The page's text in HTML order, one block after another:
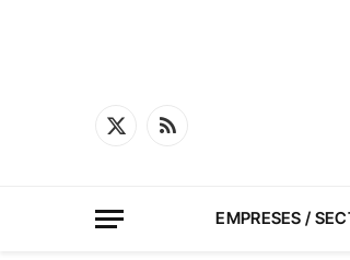
X
RSS
EMPRESES /